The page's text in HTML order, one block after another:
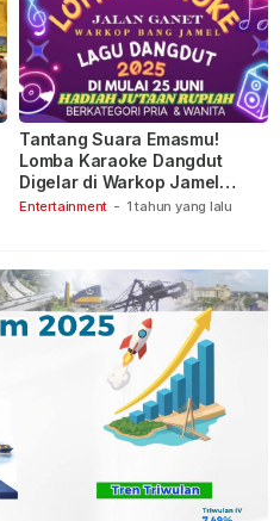
Entertainment - 1 tahun yang lalu
Tantang Suara Emasmu!
Lomba Karaoke Dangdut
Digelar di Warkop Jamel
Ganet